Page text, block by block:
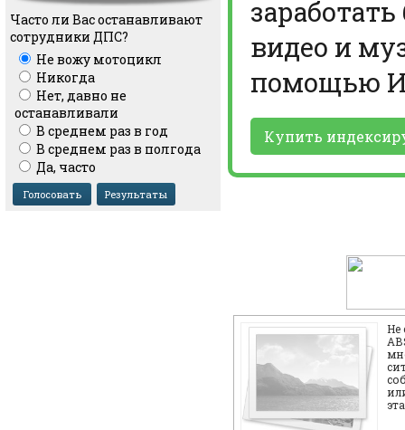
Часто ли Вас останавливают
сотрудники ДПС?
Не вожу мотоцикл
Никогда
Нет, давно не
останавливали
В среднем раз в год
В среднем раз в полгода
Да, часто
видео и
помощью
Купить
Не